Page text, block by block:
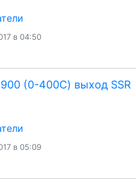
в 04:50
(0-400С) выход SSR
в 05:09